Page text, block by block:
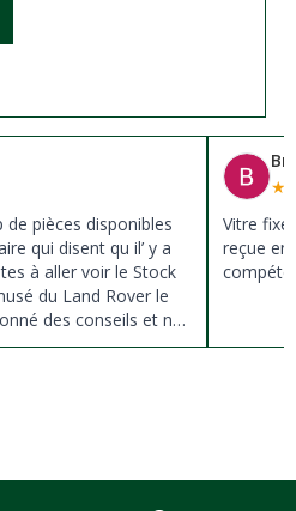
pièces disponibles
qui disent qu il’ y a
à aller voir le Stock
du Land Rover le
des conseils et ne
au top du top
★
Vitre
reçue